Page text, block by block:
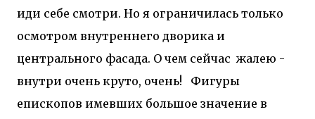
иди себе смотри. Но я ограничилась только
осмотром внутреннего дворика и
центрального фасада. О чем сейчас жалею -
внутри очень круто, очень!
Фигуры
епископов имевших большое значение в